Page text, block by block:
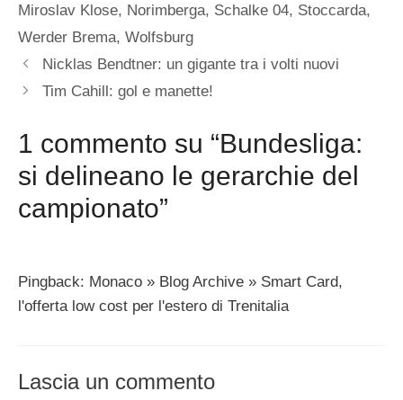
Miroslav Klose, Norimberga, Schalke 04, Stoccarda,
Werder Brema, Wolfsburg
Nicklas Bendtner: un gigante tra i volti nuovi
Tim Cahill: gol e manette!
1 commento su “Bundesliga:
si delineano le gerarchie del
campionato”
Pingback: Monaco » Blog Archive » Smart Card,
l'offerta low cost per l'estero di Trenitalia
Lascia un commento